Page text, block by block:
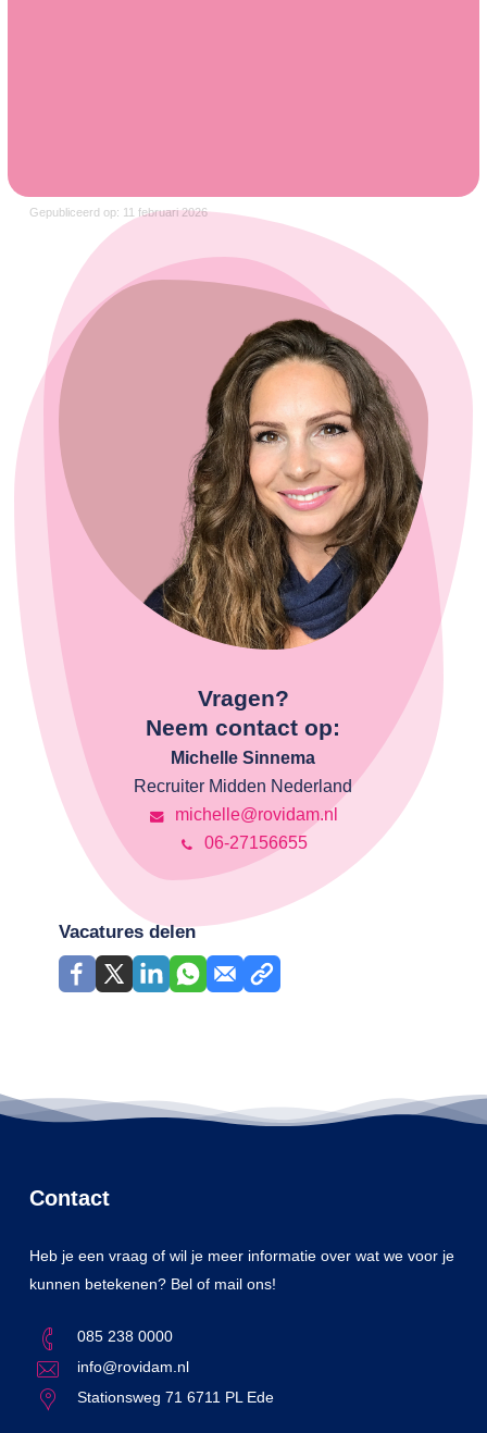
Gepubliceerd op: 11 februari 2026
Vragen?
Neem contact op:
Michelle Sinnema
Recruiter Midden Nederland
michelle@rovidam.nl
06-27156655
Vacatures delen
Contact
Heb je een vraag of wil je meer informatie over wat we voor je
kunnen betekenen? Bel of mail ons!
085 238 0000
info@rovidam.nl
Stationsweg 71 6711 PL Ede